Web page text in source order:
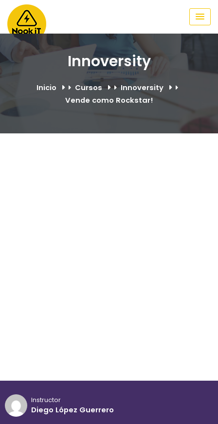
Skip
to
content
Innoversity
Inicio Cursos
Innoversity
Vende como Rockstar!
Instructor
Diego López Guerrero